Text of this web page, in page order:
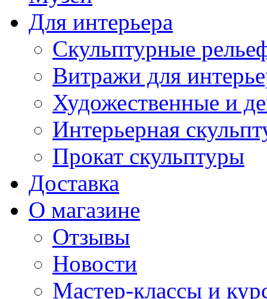
Для интерьера
Скульптурные
Витражи для
Художественные и
Интерьерная
Прокат скульптуры
Доставка
О магазине
Отзывы
Новости
Мастер-классы и